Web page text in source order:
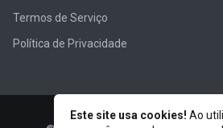
Termos de Serviço
Política de Privacidade
Este site usa cookies! Ao